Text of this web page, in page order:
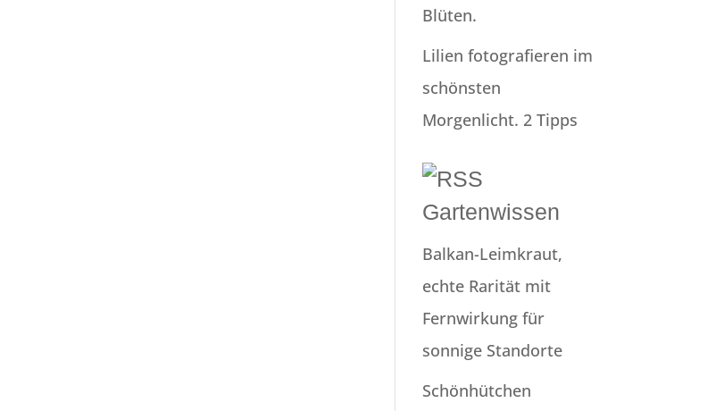
Blüten.
Lilien fotografieren im
schönsten
Morgenlicht. 2 Tipps
Gartenwissen
Balkan-Leimkraut,
echte Rarität mit
Fernwirkung für
sonnige Standorte
Schönhütchen